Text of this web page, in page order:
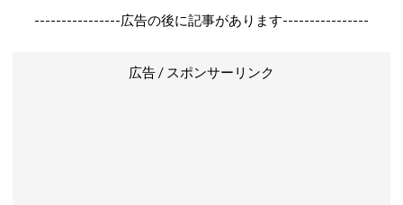
----------------広告の後に記事があります----------------
広告 / スポンサーリンク